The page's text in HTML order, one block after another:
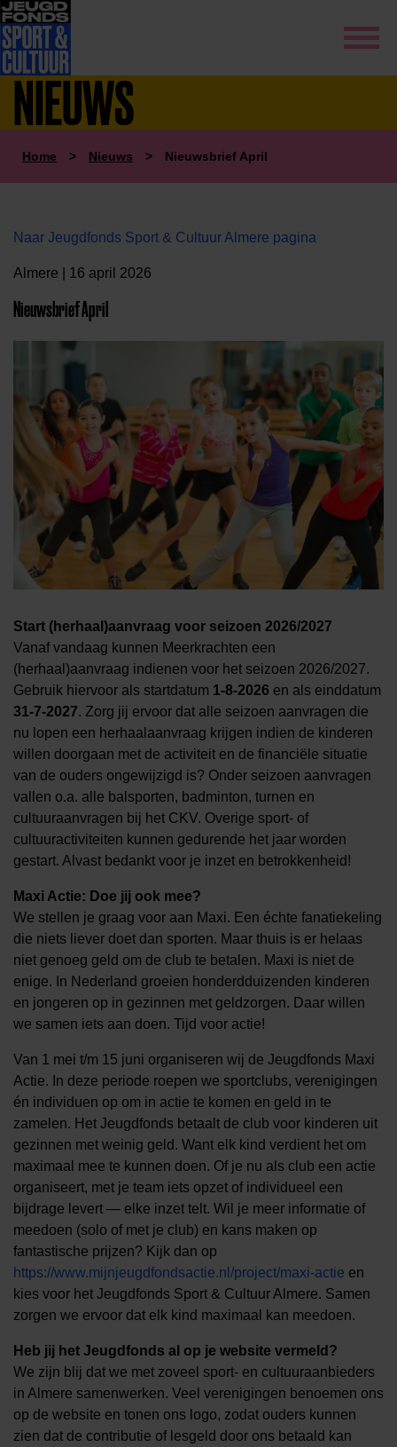
NIEUWS
Home > Nieuws > Nieuwsbrief April
Naar Jeugdfonds Sport & Cultuur Almere pagina
Almere | 16 april 2026
Nieuwsbrief April
Start (herhaal)aanvraag voor seizoen 2026/2027
Vanaf vandaag kunnen Meerkrachten een
(herhaal)aanvraag indienen voor het seizoen 2026/2027.
Gebruik hiervoor als startdatum 1-8-2026 en als einddatum
31-7-2027. Zorg jij ervoor dat alle seizoen aanvragen die
nu lopen een herhaalaanvraag krijgen indien de kinderen
willen doorgaan met de activiteit en de financiële situatie
van de ouders ongewijzigd is? Onder seizoen aanvragen
vallen o.a. alle balsporten, badminton, turnen en
cultuuraanvragen bij het CKV. Overige sport- of
cultuuractiviteiten kunnen gedurende het jaar worden
gestart. Alvast bedankt voor je inzet en betrokkenheid!
Maxi Actie: Doe jij ook mee?
We stellen je graag voor aan Maxi. Een échte fanatiekeling
die niets liever doet dan sporten. Maar thuis is er helaas
niet genoeg geld om de club te betalen. Maxi is niet de
enige. In Nederland groeien honderdduizenden kinderen
en jongeren op in gezinnen met geldzorgen. Daar willen
we samen iets aan doen. Tijd voor actie!
Van 1 mei t/m 15 juni organiseren wij de Jeugdfonds Maxi
Actie. In deze periode roepen we sportclubs, verenigingen
én individuen op om in actie te komen en geld in te
zamelen. Het Jeugdfonds betaalt de club voor kinderen uit
gezinnen met weinig geld. Want elk kind verdient het om
maximaal mee te kunnen doen. Of je nu als club een actie
organiseert, met je team iets opzet of individueel een
bijdrage levert — elke inzet telt. Wil je meer informatie of
meedoen (solo of met je club) en kans maken op
fantastische prijzen? Kijk dan op
https://www.mijnjeugdfondsactie.nl/project/maxi-actie en
kies voor het Jeugdfonds Sport & Cultuur Almere. Samen
zorgen we ervoor dat elk kind maximaal kan meedoen.
Heb jij het Jeugdfonds al op je website vermeld?
We zijn blij dat we met zoveel sport- en cultuuraanbieders
in Almere samenwerken. Veel verenigingen benoemen ons
op de website en tonen ons logo, zodat ouders kunnen
zien dat de contributie of lesgeld door ons betaald kan